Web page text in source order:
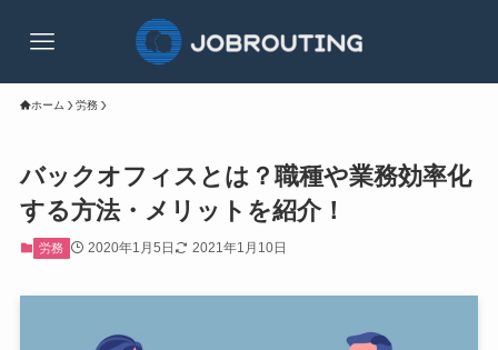
ホーム 労務
バックオフィスとは？職種や業務効率化
する方法・メリットを紹介！
労務 2020年1月5日 2021年1月10日